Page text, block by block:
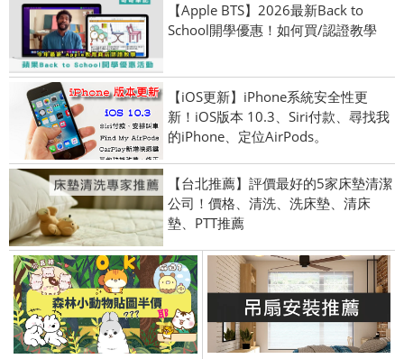
【Apple BTS】2026最新Back to
School開學優惠！如何買/認證教學
【iOS更新】iPhone系統安全性更
新！iOS版本 10.3、Siri付款、尋找我
的iPhone、定位AirPods。
【台北推薦】評價最好的5家床墊清潔
公司！價格、清洗、洗床墊、清床
墊、PTT推薦